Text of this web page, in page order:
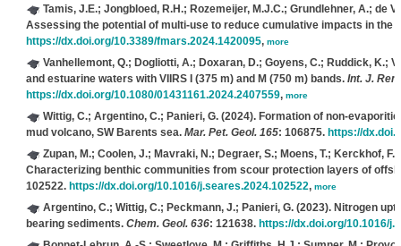
Tamis, J.E.; Jongbloed, R.H.; Rozemeijer, M.J.C.; Grundlehner, A.; de
Assessing the potential of multi-use to reduce cumulative impacts in the
https://dx.doi.org/10.3389/fmars.2024.1420095, more
Vanhellemont, Q.; Dogliotti, A.; Doxaran, D.; Goyens, C.; Ruddick, K.;
and estuarine waters with VIIRS I (375 m) and M (750 m) bands. Int. J.
https://dx.doi.org/10.1080/01431161.2024.2407559, more
Wittig, C.; Argentino, C.; Panieri, G.(2024). Formation of non-
mud volcano, SW Barents sea. Mar. Pet. Geol. 165: 106875. https://
Zupan, M.; Coolen, J.; Mavraki, N.; Degraer, S.; Moens, T.; Kerckhof,
Characterizing benthic communities from scour protection layers of
102522. https://dx.doi.org/10.1016/j.seares.2024.102522, more
Argentino, C.; Wittig, C.; Peckmann, J.; Panieri, G.(2023). Nitrogen
bearing sediments. Chem. Geol. 636: 121638. https://dx.doi.org/10.1016/